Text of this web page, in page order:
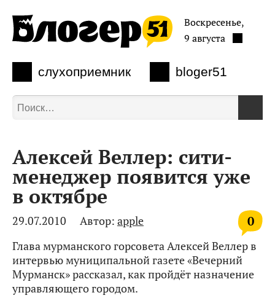
слухоприемник bloger51
Воскресенье,
9 августа
Алексей Веллер: сити-
менеджер появится уже
в октябре
0
29.07.2010 Автор: apple
Глава мурманского горсовета Алексей Веллер в
интервью муниципальной газете «Вечерний
Мурманск» рассказал, как пройдёт назначение
управляющего городом.